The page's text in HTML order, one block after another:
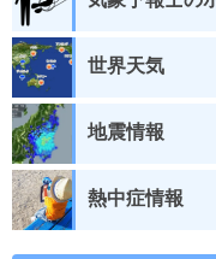
世界天気
地震情報
熱中症情報